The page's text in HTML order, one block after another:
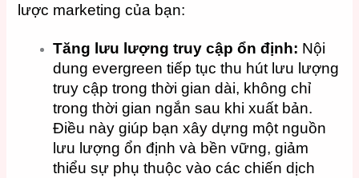
lược marketing của bạn:
Tăng lưu lượng truy cập ổn định: Nội
dung evergreen tiếp tục thu hút lưu lượng
truy cập trong thời gian dài, không chỉ
trong thời gian ngắn sau khi xuất bản.
Điều này giúp bạn xây dựng một nguồn
lưu lượng ổn định và bền vững, giảm
thiểu sự phụ thuộc vào các chiến dịch